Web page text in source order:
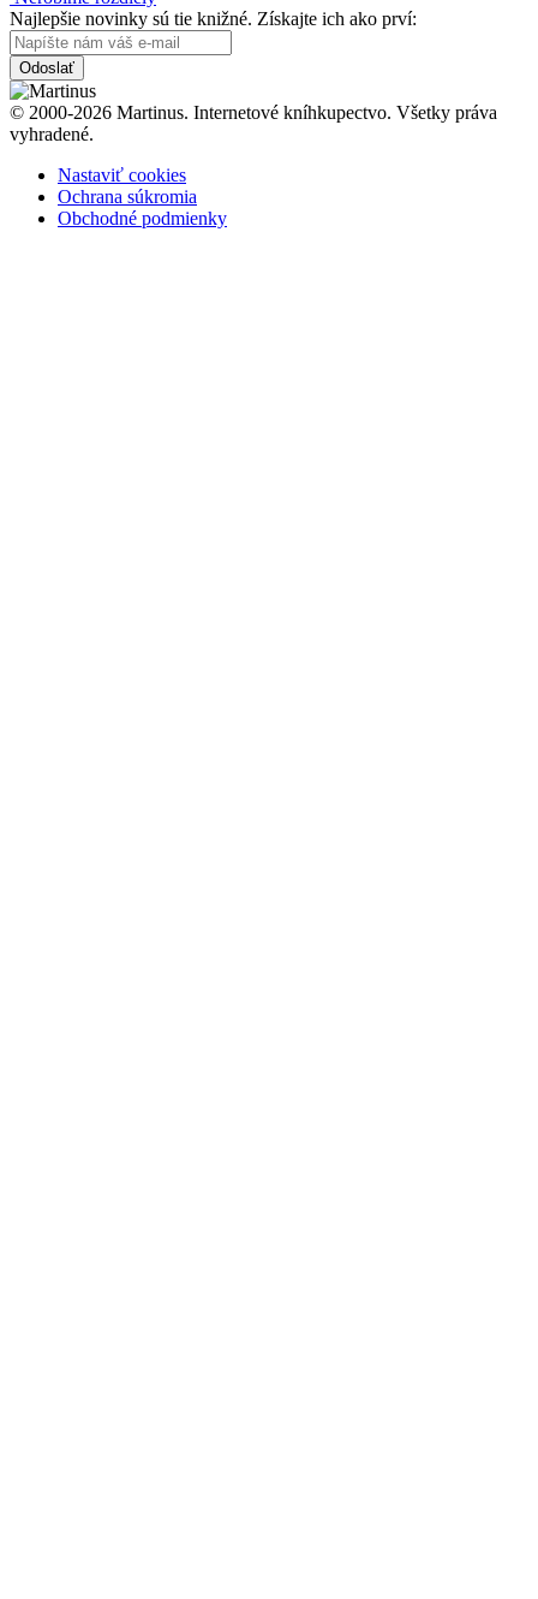
Najlepšie novinky sú tie knižné. Získajte ich ako prví:
Odoslať
© 2000-2026 Martinus. Internetové kníhkupectvo. Všetky práva
vyhradené.
Nastaviť cookies
Ochrana súkromia
Obchodné podmienky